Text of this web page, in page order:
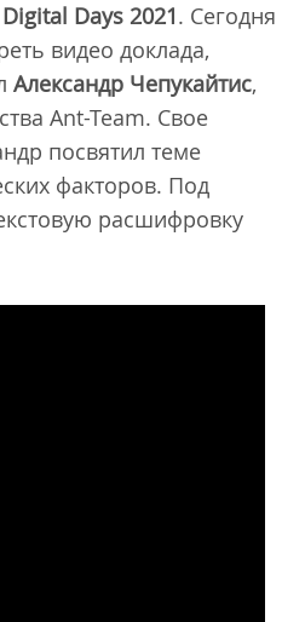
Days 2021. Сегодня
видео доклада,
Александр Чепукайтис,
Ant-Team. Свое
посвятил теме
факторов. Под
расшифровку